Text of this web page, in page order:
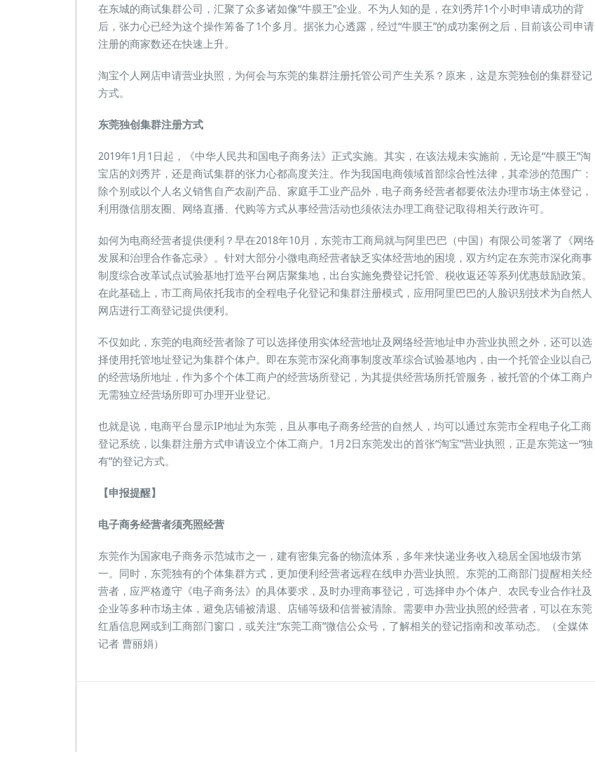
在东城的商试集群公司，汇聚了众多诸如像“牛膜王”企业。不为人知的是，在刘秀芹1个小时申请成功的背
后，张力心已经为这个操作筹备了1个多月。据张力心透露，经过“牛膜王”的成功案例之后，目前该公司申请
注册的商家数还在快速上升。
淘宝个人网店申请营业执照，为何会与东莞的集群注册托管公司产生关系？原来，这是东莞独创的集群登记
方式。
东莞独创集群注册方式
2019年1月1日起，《中华人民共和国电子商务法》正式实施。其实，在该法规未实施前，无论是“牛膜王”淘
宝店的刘秀芹，还是商试集群的张力心都高度关注。作为我国电商领域首部综合性法律，其牵涉的范围广：
除个别或以个人名义销售自产农副产品、家庭手工业产品外，电子商务经营者都要依法办理市场主体登记，
利用微信朋友圈、网络直播、代购等方式从事经营活动也须依法办理工商登记取得相关行政许可。
如何为电商经营者提供便利？早在2018年10月，东莞市工商局就与阿里巴巴（中国）有限公司签署了《网络
发展和治理合作备忘录》。针对大部分小微电商经营者缺乏实体经营地的困境，双方约定在东莞市深化商事
制度综合改革试点试验基地打造平台网店聚集地，出台实施免费登记托管、税收返还等系列优惠鼓励政策。
在此基础上，市工商局依托我市的全程电子化登记和集群注册模式，应用阿里巴巴的人脸识别技术为自然人
网店进行工商登记提供便利。
不仅如此，东莞的电商经营者除了可以选择使用实体经营地址及网络经营地址申办营业执照之外，还可以选
择使用托管地址登记为集群个体户。即在东莞市深化商事制度改革综合试验基地内，由一个托管企业以自己
的经营场所地址，作为多个个体工商户的经营场所登记，为其提供经营场所托管服务，被托管的个体工商户
无需独立经营场所即可办理开业登记。
也就是说，电商平台显示IP地址为东莞，且从事电子商务经营的自然人，均可以通过东莞市全程电子化工商
登记系统，以集群注册方式申请设立个体工商户。1月2日东莞发出的首张“淘宝”营业执照，正是东莞这一“独
有”的登记方式。
【申报提醒】
电子商务经营者须亮照经营
东莞作为国家电子商务示范城市之一，建有密集完备的物流体系，多年来快递业务收入稳居全国地级市第
一。同时，东莞独有的个体集群方式，更加便利经营者远程在线申办营业执照。东莞的工商部门提醒相关经
营者，应严格遵守《电子商务法》的具体要求，及时办理商事登记，可选择申办个体户、农民专业合作社及
企业等多种市场主体，避免店铺被清退、店铺等级和信誉被清除。需要申办营业执照的经营者，可以在东莞
红盾信息网或到工商部门窗口，或关注“东莞工商”微信公众号，了解相关的登记指南和改革动态。（全媒体
记者 曹丽娟）